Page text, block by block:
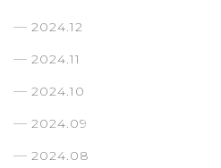
2024.12
2024.11
2024.10
2024.09
2024.08